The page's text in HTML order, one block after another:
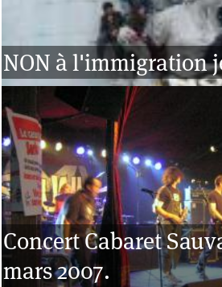
NON à l'immigration
Concert Cabaret
mars 2007.